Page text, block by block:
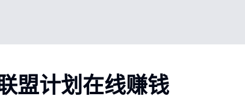
盟计划在线赚钱